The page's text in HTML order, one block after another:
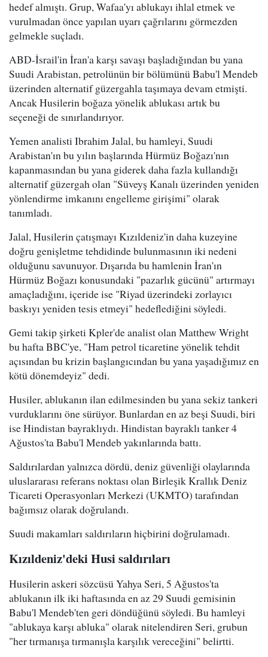
hedef almıştı. Grup, Wafaa'yı ablukayı ihlal etmek ve
vurulmadan önce yapılan uyarı çağrılarını görmezden
gelmekle suçladı.
ABD-İsrail'in İran'a karşı savaşı başladığından bu yana
Suudi Arabistan, petrolünün bir bölümünü Babu'l Mendeb
üzerinden alternatif güzergahla taşımaya devam etmişti.
Ancak Husilerin boğaza yönelik ablukası artık bu
seçeneği de sınırlandırıyor.
Yemen analisti Ibrahim Jalal, bu hamleyi, Suudi
Arabistan'ın bu yılın başlarında Hürmüz Boğazı'nın
kapanmasından bu yana giderek daha fazla kullandığı
alternatif güzergah olan "Süveyş Kanalı üzerinden yeniden
yönlendirme imkanını engelleme girişimi" olarak
tanımladı.
Jalal, Husilerin çatışmayı Kızıldeniz'in daha kuzeyine
doğru genişletme tehdidinde bulunmasının iki nedeni
olduğunu savunuyor. Dışarıda bu hamlenin İran'ın
Hürmüz Boğazı konusundaki "pazarlık gücünü" artırmayı
amaçladığını, içeride ise "Riyad üzerindeki zorlayıcı
baskıyı yeniden tesis etmeyi" hedeflediğini söyledi.
Gemi takip şirketi Kpler'de analist olan Matthew Wright
bu hafta BBC'ye, "Ham petrol ticaretine yönelik tehdit
açısından bu krizin başlangıcından bu yana yaşadığımız en
kötü dönemdeyiz" dedi.
Husiler, ablukanın ilan edilmesinden bu yana sekiz tankeri
vurduklarını öne sürüyor. Bunlardan en az beşi Suudi, biri
ise Hindistan bayraklıydı. Hindistan bayraklı tanker 4
Ağustos'ta Babu'l Mendeb yakınlarında battı.
Saldırılardan yalnızca dördü, deniz güvenliği olaylarında
uluslararası referans noktası olan Birleşik Krallık Deniz
Ticareti Operasyonları Merkezi (UKMTO) tarafından
bağımsız olarak doğrulandı.
Suudi makamları saldırıların hiçbirini doğrulamadı.
Kızıldeniz'deki Husi saldırıları
Husilerin askeri sözcüsü Yahya Seri, 5 Ağustos'ta
ablukanın ilk iki haftasında en az 29 Suudi gemisinin
Babu'l Mendeb'ten geri döndüğünü söyledi. Bu hamleyi
"ablukaya karşı abluka" olarak nitelendiren Seri, grubun
"her tırmanışa tırmanışla karşılık vereceğini" belirtti.